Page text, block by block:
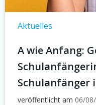
Aktuelles
A wie Anfang:
Schulanfänger
veröffentlicht am 06/